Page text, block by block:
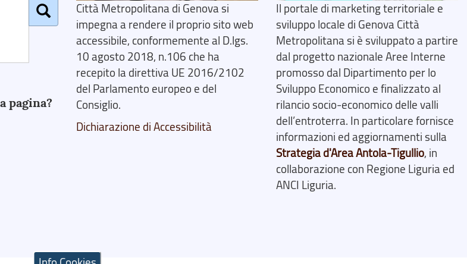
pagina?
Città Metropolitana di Genova si
impegna a rendere il proprio sito web
accessibile, conformemente al D.lgs.
10 agosto 2018, n.106 che ha
recepito la direttiva UE 2016/2102
del Parlamento europeo e del
Consiglio.
Dichiarazione di Accessibilità
Il portale di marketing territoriale e
sviluppo locale di Genova Città
Metropolitana si è sviluppato a partire
dal progetto nazionale Aree Interne
promosso dal Dipartimento per lo
Sviluppo Economico e finalizzato al
rilancio socio-economico delle valli
dell’entroterra. In particolare fornisce
informazioni ed aggiornamenti sulla
Strategia d'Area Antola-Tigullio, in
collaborazione con Regione Liguria ed
ANCI Liguria.